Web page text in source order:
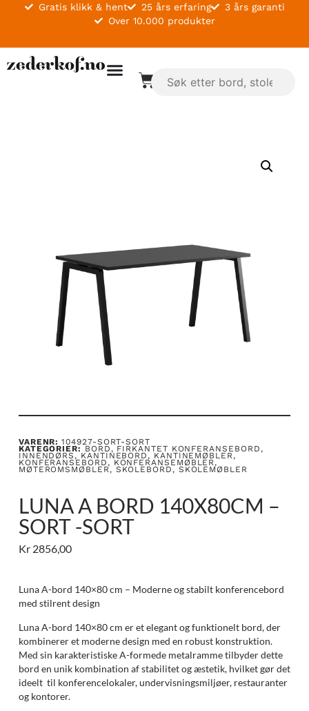
Gratis klikk & hent 25 års erfaring
3 års garanti
Over 10.000 produkter
VARENR:104927-SORT-SORT
KATEGORIER: BORD, FIRKANTET KONFERANSEBORD,
INNENDØRS, KANTINEBORD, KANTINEMØBLER,
KONFERANSEBORD, KONFERANSEMØBLER,
MØTEROMSMØBLER, SKOLEBORD, SKOLEMØBLER
LUNA A BORD 140X80CM –
SORT -SORT
Kr2856,00
Luna A-bord 140×80 cm – Moderne og stabilt konferencebord
med stilrent design
Luna A-bord 140×80 cm er et elegant og funktionelt bord, der
kombinerer et moderne design med en robust konstruktion.
Med sin karakteristiske A-formede metalramme tilbyder dette
bord en unik kombination af stabilitet og æstetik, hvilket gør det
ideelt til konferencelokaler, undervisningsmiljøer, restauranter
og kontorer.